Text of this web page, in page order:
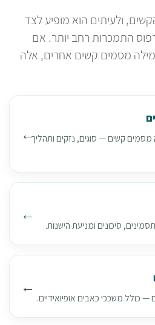
ולעיתים הוא מופיע לצד
התמכרות רחב יותר. אם
מסמים קשים אחרים, אלה
קשים — סוגים, נזקים ותהליך
סיכונים ומניעת הישנות.
כולל משככי כאבים אופיואידיים.